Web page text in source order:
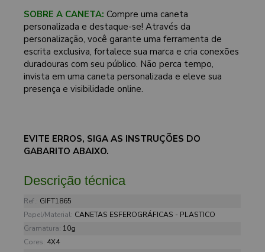
SOBRE A CANETA: Compre uma caneta
personalizada e destaque-se! Através da
personalização, você garante uma ferramenta de
escrita exclusiva, fortalece sua marca e cria conexões
duradouras com seu público. Não perca tempo,
invista em uma caneta personalizada e eleve sua
presença e visibilidade online.
EVITE ERROS, SIGA AS INSTRUÇÕES DO
GABARITO ABAIXO.
Descrição técnica
Ref.: GIFT1865
Papel/Material: CANETAS ESFEROGRÁFICAS - PLASTICO
Gramatura: 10g
Cores: 4X4